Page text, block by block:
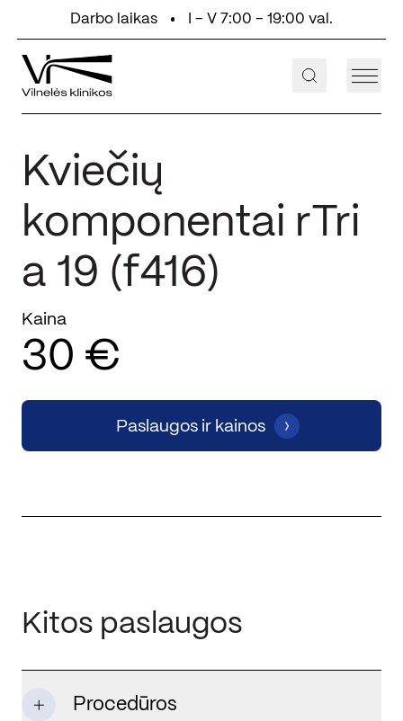
Eiti prie turinioDarbo laikas I - V 7:00 - 19:00 val.
+370 647 55 000
Kviečių
komponentai rTri
a 19 (f416)
Kaina
30 €
Paslaugos ir kainos
Kitos paslaugos
Procedūros